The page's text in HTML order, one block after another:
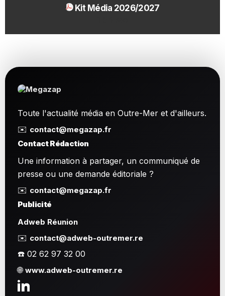
Kit Média 2026/2027
Toute l'actualité média en Outre-Mer et d'ailleurs.
✉️ contact@megazap.fr
Contact Rédaction
Une information à partager, un communiqué de
presse ou une demande éditoriale ?
✉️ contact@megazap.fr
Publicité
Adweb Réunion
✉️ contact@adweb-outremer.re
☎️ 02 62 97 32 00
🌐www.adweb-outremer.re